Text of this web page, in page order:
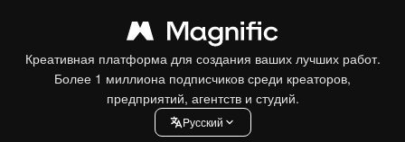
Креативная платформа для создания ваших лучших работ.
Более 1 миллиона подписчиков среди креаторов,
предприятий, агентств и студий.
Pусский